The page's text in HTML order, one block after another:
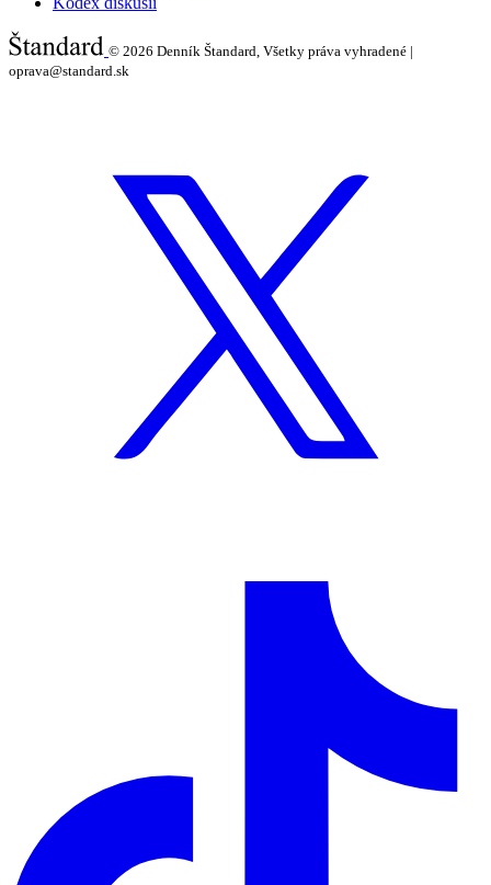
© 2026 Denník Štandard, Všetky práva vyhradené |
oprava@standard.sk